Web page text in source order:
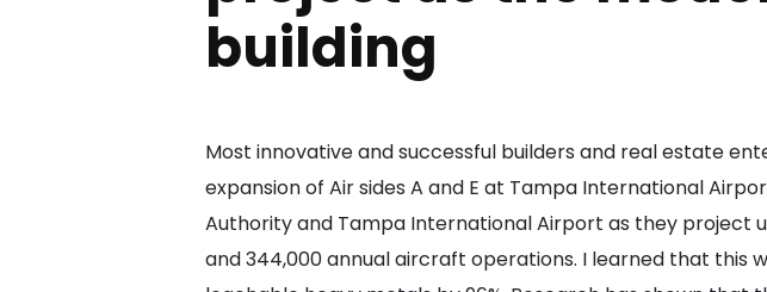
building
Most innovative and successful builders and real estate
expansion of Air sides A and E at Tampa International
Authority and Tampa International Airport as they project
and 344,000 annual aircraft operations. I learned that